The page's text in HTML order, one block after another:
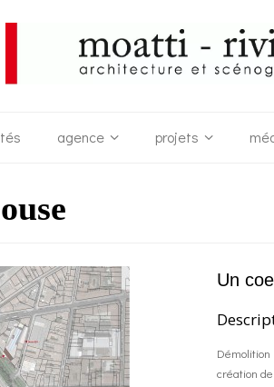
agence projets
Un
création